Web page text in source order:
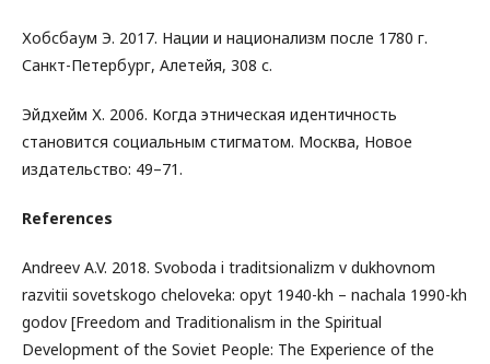
Хобсбаум Э. 2017. Нации и национализм после 1780 г.
Санкт-Петербург, Алетейя, 308 с.
Эйдхейм Х. 2006. Когда этническая идентичность
становится социальным стигматом. Москва, Новое
издательство: 49–71.
References
Andreev A.V. 2018. Svoboda i traditsionalizm v dukhovnom
razvitii sovetskogo cheloveka: opyt 1940-kh – nachala 1990-kh
godov [Freedom and Traditionalism in the Spiritual
Development of the Soviet People: The Experience of the